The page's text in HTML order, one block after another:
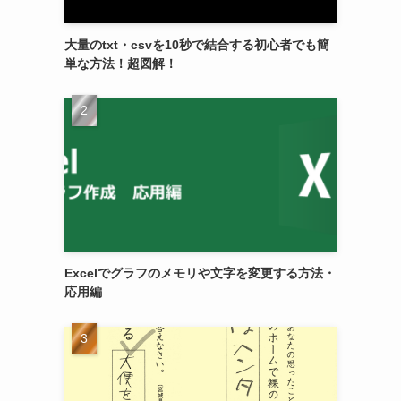
大量のtxt・csvを10秒で結合する初心者でも簡
単な方法！超図解！
Excelでグラフのメモリや文字を変更する方法・
応用編